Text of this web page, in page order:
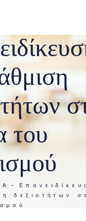
γραμμή
του
δεξιοτήτων